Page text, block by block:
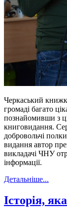
Черкаський
громаді багато
познайомивши з
книговидання.
добровольчі
видання автор
викладачі ЧНУ
інформації.
Детальніше...
Історія,